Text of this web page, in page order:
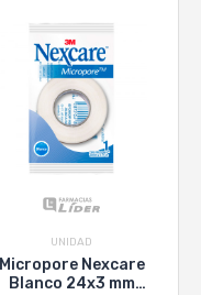
UNIDAD
Micropore Nexcare
Blanco 24x3 mm